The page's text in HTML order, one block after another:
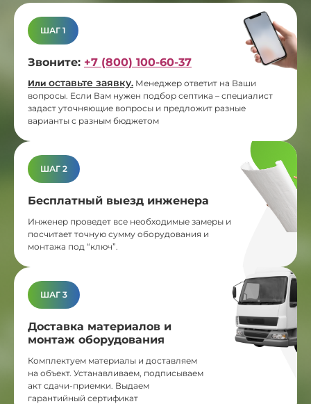
ШАГ 1
Звоните: +7 (800) 100-60-37
Или оставьте заявку. Менеджер ответит на Ваши
вопросы. Если Вам нужен подбор септика – специалист
задаст уточняющие вопросы и предложит разные
варианты с разным бюджетом
ШАГ 2
Бесплатный выезд инженера
Инженер проведет все необходимые замеры и
посчитает точную сумму оборудования и
монтажа под “ключ”.
ШАГ 3
Доставка материалов и
монтаж оборудования
Комплектуем материалы и доставляем
на объект. Устанавливаем, подписываем
акт сдачи-приемки. Выдаем
гарантийный сертификат